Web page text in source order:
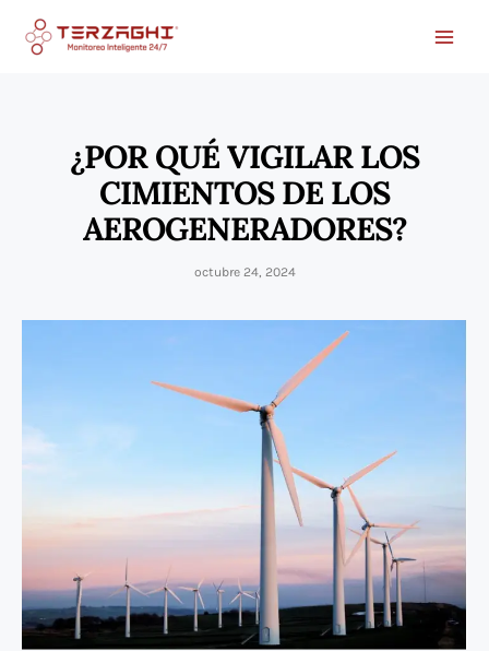
¿POR QUÉ VIGILAR LOS
CIMIENTOS DE LOS
AEROGENERADORES?
octubre 24, 2024